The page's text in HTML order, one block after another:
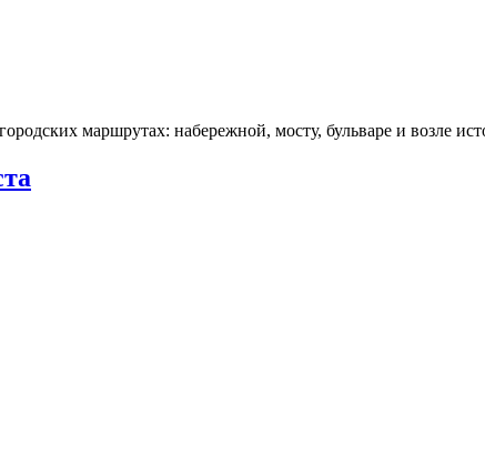
маршрутах: набережной, мосту, бульваре и возле